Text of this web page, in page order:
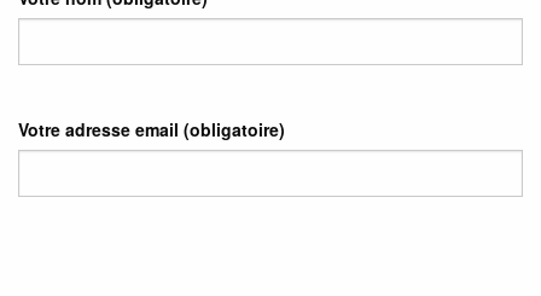
Votre adresse email (obligatoire)